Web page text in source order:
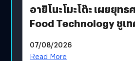
อายิโนะโมะโต๊ะ เผยยุท
Food Technology ชูเท
บริโภคและ B2B
07/08/2026
Read More